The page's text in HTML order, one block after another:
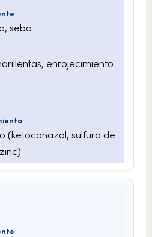
sebo
enrojecimiento
(ketoconazol, sulfuro de